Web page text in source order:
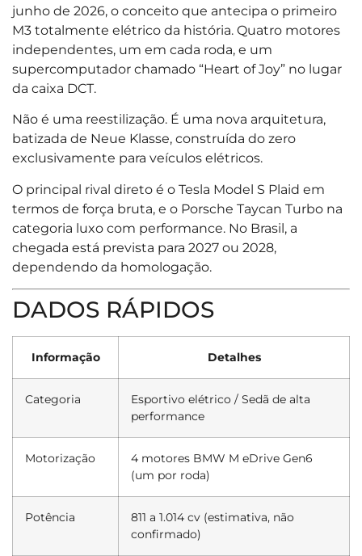
junho de 2026, o conceito que antecipa o primeiro
M3 totalmente elétrico da história. Quatro motores
independentes, um em cada roda, e um
supercomputador chamado “Heart of Joy” no lugar
da caixa DCT.
Não é uma reestilização. É uma nova arquitetura,
batizada de Neue Klasse, construída do zero
exclusivamente para veículos elétricos.
O principal rival direto é o Tesla Model S Plaid em
termos de força bruta, e o Porsche Taycan Turbo na
categoria luxo com performance. No Brasil, a
chegada está prevista para 2027 ou 2028,
dependendo da homologação.
DADOS RÁPIDOS
Informação Detalhes
Categoria
Esportivo elétrico / Sedã de alta
performance
Motorização
4 motores BMW M eDrive Gen6
(um por roda)
Potência
811 a 1.014 cv (estimativa, não
confirmado)